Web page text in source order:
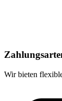
Wir bieten